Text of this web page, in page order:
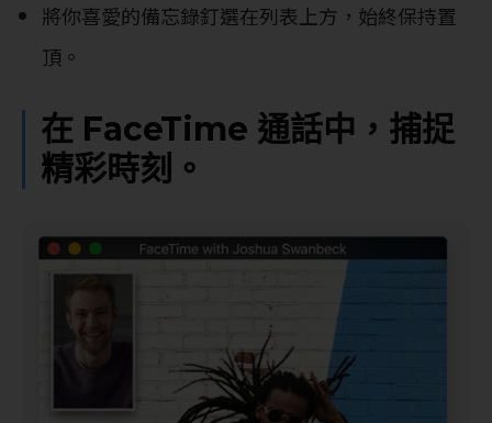
將你喜愛的備忘錄釘選在列表上方，始終保持置
頂。
在 FaceTime 通話中，捕捉
精彩時刻。